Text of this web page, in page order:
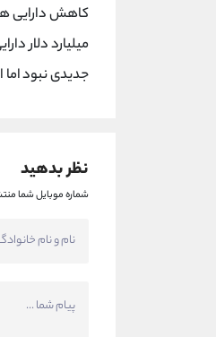
جدیدی نبود اما از زمان راه اندازی آن، 2.58
نظر بدهید
شماره موبایل شما